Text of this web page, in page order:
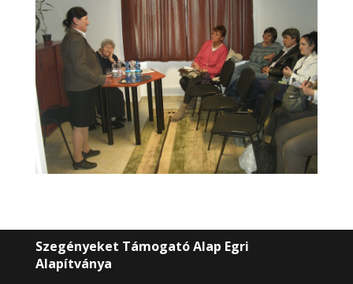
Szegényeket Támogató Alap Egri
Alapítványa